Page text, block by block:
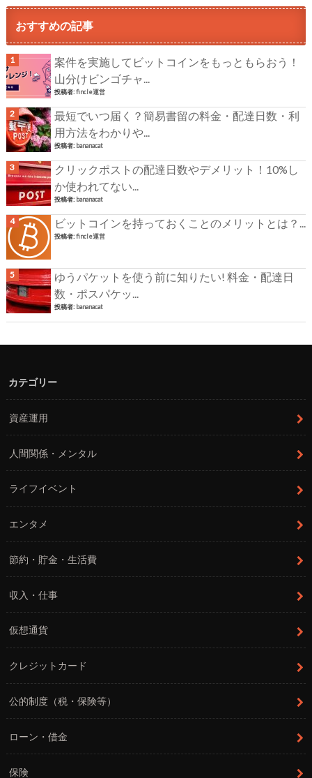
おすすめの記事
案件を実施してビットコインをもっともらおう！
山分けビンゴチャ...
投稿者:fincle運営
最短でいつ届く？簡易書留の料金・配達日数・利
用方法をわかりや...
投稿者: bananacat
クリックポストの配達日数やデメリット！10%し
か使われてない...
投稿者: bananacat
ビットコインを持っておくことのメリットとは？...
投稿者:fincle運営
ゆうパケットを使う前に知りたい! 料金・配達日
数・ポスパケッ...
投稿者: bananacat
カテゴリー
資産運用
人間関係・メンタル
ライフイベント
エンタメ
節約・貯金・生活費
収入・仕事
仮想通貨
クレジットカード
公的制度（税・保険等）
ローン・借金
保険